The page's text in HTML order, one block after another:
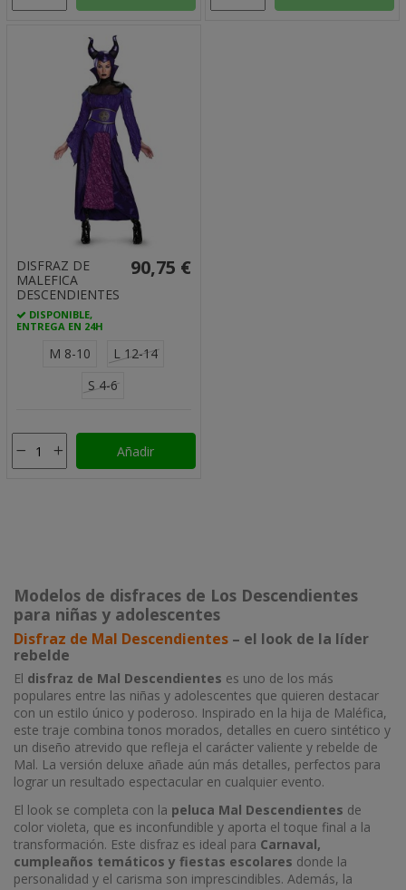
DISFRAZ DE
MALEFICA
DESCENDIENTES
DISPONIBLE,
ENTREGA EN 24H
90,75 €
M 8-10
L 12-14
S 4-6
Añadir
Modelos de disfraces de Los Descendientes
para niñas y adolescentes
Disfraz de Mal Descendientes – el look de la líder
rebelde
El disfraz de Mal Descendientes es uno de los más
populares entre las niñas y adolescentes que quieren destacar
con un estilo único y poderoso. Inspirado en la hija de Maléfica,
este traje combina tonos morados, detalles en cuero sintético y
un diseño atrevido que refleja el carácter valiente y rebelde de
Mal. La versión deluxe añade aún más detalles, perfectos para
lograr un resultado espectacular en cualquier evento.
El look se completa con la peluca Mal Descendientes de
color violeta, que es inconfundible y aporta el toque final a la
transformación. Este disfraz es ideal para Carnaval,
cumpleaños temáticos y fiestas escolares donde la
personalidad y el carisma son imprescindibles. Además, la